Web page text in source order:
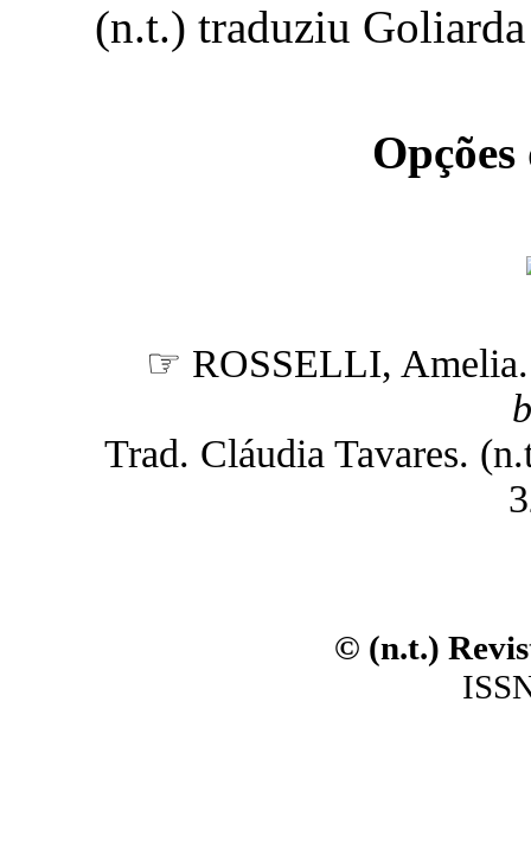
(n.t.) traduziu Goliarda
☞ ROSSELLI,
Trad. Cláudia Tavares.
© (n.t.)